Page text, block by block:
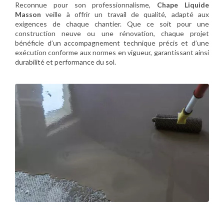
Reconnue pour son professionnalisme, Chape Liquide
Masson veille à offrir un travail de qualité, adapté aux
exigences de chaque chantier. Que ce soit pour une
construction neuve ou une rénovation, chaque projet
bénéficie d’un accompagnement technique précis et d’une
exécution conforme aux normes en vigueur, garantissant ainsi
durabilité et performance du sol.